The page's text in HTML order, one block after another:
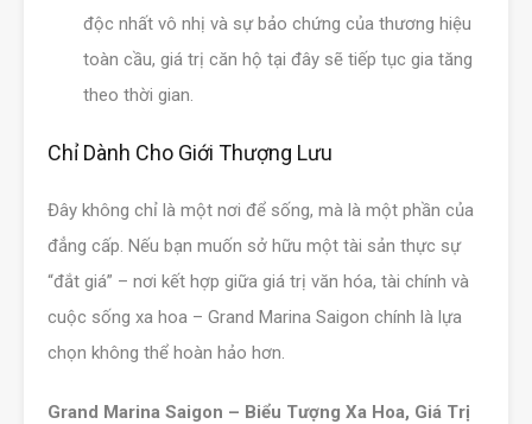
độc nhất vô nhị và sự bảo chứng của thương hiệu
toàn cầu, giá trị căn hộ tại đây sẽ tiếp tục gia tăng
theo thời gian.
Chỉ Dành Cho Giới Thượng Lưu
Đây không chỉ là một nơi để sống, mà là một phần của
đẳng cấp. Nếu bạn muốn sở hữu một tài sản thực sự
“đắt giá” – nơi kết hợp giữa giá trị văn hóa, tài chính và
cuộc sống xa hoa – Grand Marina Saigon chính là lựa
chọn không thể hoàn hảo hơn.
Grand Marina Saigon – Biểu Tượng Xa Hoa, Giá Trị